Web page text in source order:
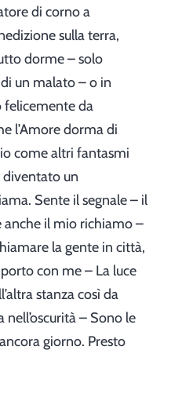
di corno a
sulla terra,
dorme – solo
un malato – o in
felicemente da
l’Amore dorma di
come altri fantasmi
diventato un
Sente il segnale – il
anche il mio richiamo –
la gente in città,
con me – La luce
stanza così da
– Sono le
giorno. Presto